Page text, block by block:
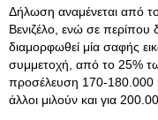
Δήλωση αναμένεται από
Βενιζέλο, ενώ σε περίπου
διαμορφωθεί μία σαφής
συμμετοχή, από το 25%
προσέλευση 170-180.000
άλλοι μιλούν και για